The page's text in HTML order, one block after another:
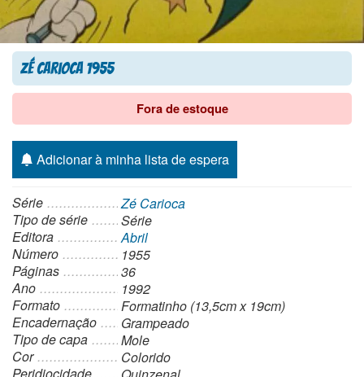
Zé Carioca 1955
Fora de estoque
Adicionar à minha lista de espera
Série
Zé Carioca
Tipo de série
Série
Editora
Abril
Número
1955
Páginas
36
Ano
1992
Formato
Formatinho (13,5cm x 19cm)
Encadernação
Grampeado
Tipo de capa
Mole
Cor
Colorido